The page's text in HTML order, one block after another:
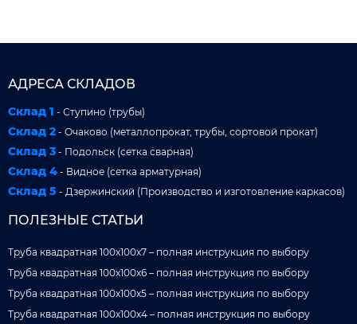
АДРЕСА СКЛАДОВ
Склад 1 - Ступино (трубы)
Склад 2 - Очаково (металлопрокат, трубы, сортовой прокат)
Склад 3 - Подольск (сетка сварная)
Склад 4 - Видное (сетка арматурная)
Склад 5 - Дзержинский (Производство и изготовление каркасов)
ПОЛЕЗНЫЕ СТАТЬИ
Труба квадратная 100x100x7 – полная инструкция по выбору
Труба квадратная 100x100x6 – полная инструкция по выбору
Труба квадратная 100x100x5 – полная инструкция по выбору
Труба квадратная 100x100x4 – полная инструкция по выбору